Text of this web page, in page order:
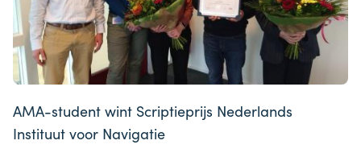
AMA-student wint Scriptieprijs Nederlands
Instituut voor Navigatie